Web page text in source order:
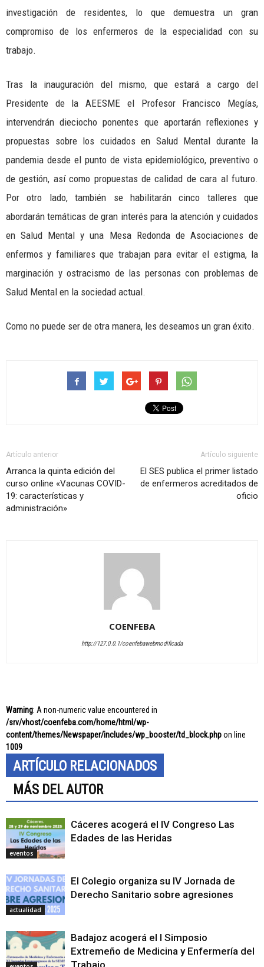
investigación de residentes, lo que demuestra un gran
compromiso de los enfermeros de la especialidad con su
trabajo.
Tras la inauguración del mismo, que estará a cargo del
Presidente de la AEESME el Profesor Francisco Megías,
intervendrán dieciocho ponentes que aportarán reflexiones y
propuestas sobre los cuidados en Salud Mental durante la
pandemia desde el punto de vista epidemiológico, preventivo o
de gestión, así como propuestas de calidad de cara al futuro.
Por otro lado, también se habilitarán cinco talleres que
abordarán temáticas de gran interés para la atención y cuidados
en Salud Mental y una Mesa Redonda de Asociaciones de
enfermos y familiares que trabajan para evitar el estigma, la
marginación y ostracismo de las personas con problemas de
Salud Mental en la sociedad actual.
Como no puede ser de otra manera, les deseamos un gran éxito.
Artículo anterior
Arranca la quinta edición del
curso online «Vacunas COVID-
19: características y
administración»
Artículo siguiente
El SES publica el primer listado
de enfermeros acreditados de
oficio
COENFEBA
http://127.0.0.1/coenfebawebmodificada
Warning: A non-numeric value encountered in
/srv/vhost/coenfeba.com/home/html/wp-
content/themes/Newspaper/includes/wp_booster/td_block.phpon line
1009
ARTÍCULO RELACIONADOS
MÁS DEL AUTOR
eventos
Cáceres acogerá el IV Congreso Las
Edades de las Heridas
actualidad
El Colegio organiza su IV Jornada de
Derecho Sanitario sobre agresiones
Badajoz acogerá el I Simposio
Extremeño de Medicina y Enfermería del
Trabajo